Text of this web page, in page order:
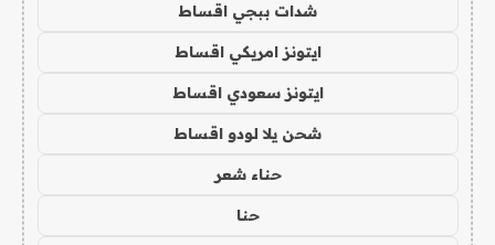
شدات ببجي اقساط
ايتونز امريكي اقساط
ايتونز سعودي اقساط
شحن يلا لودو اقساط
حناء شعر
حنا